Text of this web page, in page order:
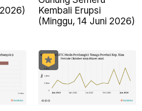
Kembali Erupsi
(Minggu, 14 Juni 2026)